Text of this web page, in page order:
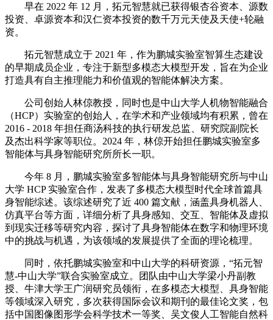
早在 2022 年 12 月，拓元智慧就已获得银杏谷资本、源数
投资、卓源资本和汉仁资本投资的数千万元天使及天使+轮融
资。
拓元智慧成立于 2021 年，作为鹏城实验室智算生态建设
的早期成员企业，专注于新型多模态大模型开发，旨在为企业
打造具有自主推理能力和价值观的智能体解决方案。
公司创始人林倞教授，同时也是中山大学人机物智能融合
（HCP）实验室的创始人，在学术和产业领域均有积累，曾在
2016 - 2018 年担任商汤科技的执行研发总监、研究院副院长
及杰出科学家等职位。2024 年，林倞开始担任鹏城实验室多
智能体与具身智能研究所所长一职。
今年 8 月，鹏城实验室多智能体与具身智能研究所与中山
大学 HCP 实验室合作，发表了多模态大模型时代全球首篇具
身智能综述。该综述研究了近 400 篇文献，涵盖具身机器人、
仿真平台等方面，详细分析了具身感知、交互、智能体及虚拟
到现实迁移等研究内容，探讨了具身智能体在数字和物理环境
中的挑战与机遇，为该领域的发展提供了全面的理论梳理。
同时，依托鹏城实验室和中山大学的科研资源，“拓元智
慧-中山大学”联合实验室成立。团队由中山大学梁小丹副教
授、牛津大学王广润研究员领衔，在多模态大模型、具身智能
等领域深入研究，多次获得国际会议和期刊的最佳论文奖，包
括中国图像图形学会科学技术一等奖、吴文俊人工智能自然科